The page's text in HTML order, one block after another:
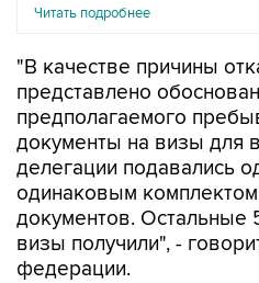
Читать подробнее
"В качестве причины
представлено
предполагаемого
документы на визы для
делегации подавались
одинаковым
документов. Остальные
визы получили", -
федерации.